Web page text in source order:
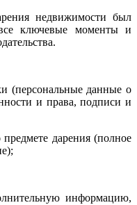
недвижимости был
ключевые моменты и
данные о
и права, подписи и
дарения (полное
информацию,